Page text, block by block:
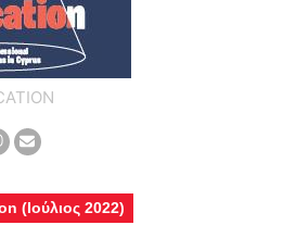
(Ιούλιος 2022)